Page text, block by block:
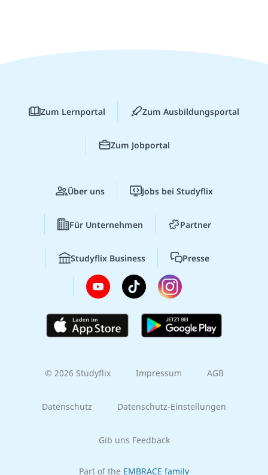
Zum Lernportal Zum Ausbildungsportal
Zum Jobportal
Über uns Jobs bei Studyflix
Für Unternehmen Partner
Studyflix Business Presse
© 2026 Studyflix Impressum AGB
Datenschutz Datenschutz-Einstellungen
Gib uns Feedback
Part of the EMBRACE family